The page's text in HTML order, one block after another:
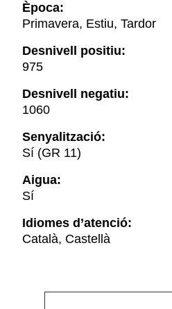
Època:
Primavera, Estiu, Tardor
Desnivell positiu:
975
Desnivell negatiu:
1060
Senyalització:
Sí (GR 11)
Aigua:
Sí
Idiomes d’atenció:
Català, Castellà